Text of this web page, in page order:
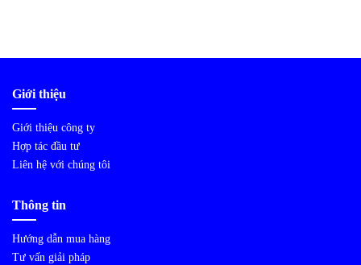
Giới thiệu
Giới thiệu công ty
Hợp tác đầu tư
Liên hệ với chúng tôi
Thông tin
Hướng dẫn mua hàng
Tư vấn giải pháp